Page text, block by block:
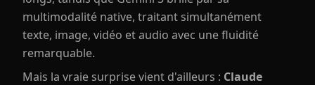
multimodalité native, traitant simultanément
texte, image, vidéo et audio avec une fluidité
remarquable.
Mais la vraie surprise vient d'ailleurs : Claude